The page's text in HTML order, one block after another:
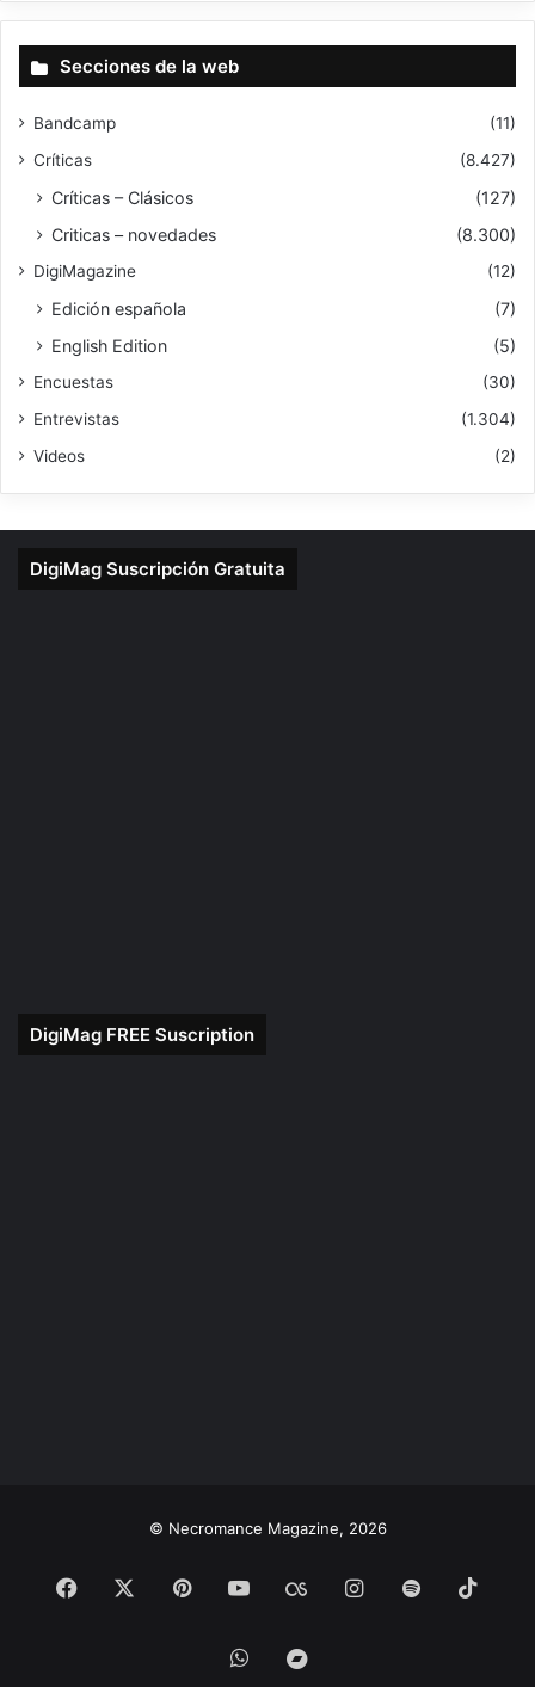
Secciones de la web
Bandcamp
(11)
Críticas
(8.427)
Críticas – Clásicos
(127)
Criticas – novedades
(8.300)
DigiMagazine (12)
Edición española
(7)
English Edition
(5)
Encuestas
(30)
Entrevistas
(1.304)
Videos
(2)
DigiMag Suscripción Gratuita
DigiMag FREE Suscription
© Necromance Magazine, 2026
Facebook PinterestYouTubeLast.FMInstagram
Spotify
WhatsAppBandcamp